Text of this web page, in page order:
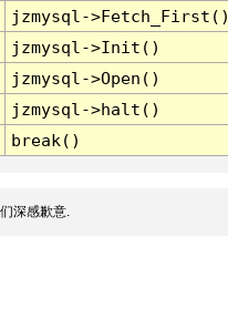
jzmysql-
jzmysql->Init()
jzmysql->Open()
jzmysql->halt()
break()
深感歉意.